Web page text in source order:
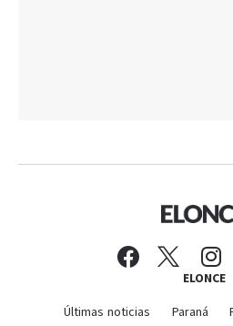
ELONCE
Últimas noticias Paraná